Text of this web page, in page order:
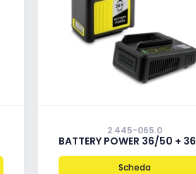
2.445-065.0
BATTERY POWER 36/50 + 36 V FAST CHARGER
Scheda